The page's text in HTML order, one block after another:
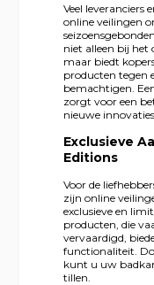
Veel
online veilingen
niet alleen bij
maar biedt
producten tegen
bemachtigen.
zorgt voor een
nieuwe innovaties.
Exclusieve
Editions
Voor de
zijn online
exclusieve en
producten, die
vervaardigd,
functionaliteit.
kunt u uw
tillen.